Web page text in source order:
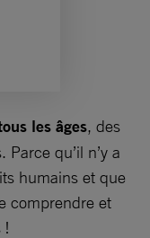
les âges, des
qu’il n’y a
humains et que
comprendre et
!